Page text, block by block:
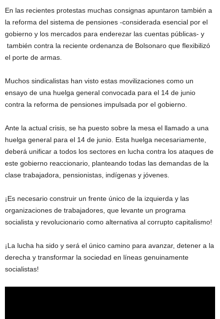
En las recientes protestas muchas consignas apuntaron también a
la reforma del sistema de pensiones -considerada esencial por el
gobierno y los mercados para enderezar las cuentas públicas- y
también contra la reciente ordenanza de Bolsonaro que flexibilizó
el porte de armas.
Muchos sindicalistas han visto estas movilizaciones como un
ensayo de una huelga general convocada para el 14 de junio
contra la reforma de pensiones impulsada por el gobierno.
Ante la actual crisis, se ha puesto sobre la mesa el llamado a una
huelga general para el 14 de junio. Esta huelga necesariamente,
deberá unificar a todos los sectores en lucha contra los ataques de
este gobierno reaccionario, planteando todas las demandas de la
clase trabajadora, pensionistas, indígenas y jóvenes.
¡Es necesario construir un frente único de la izquierda y las
organizaciones de trabajadores, que levante un programa
socialista y revolucionario como alternativa al corrupto capitalismo!
¡La lucha ha sido y será el único camino para avanzar, detener a la
derecha y transformar la sociedad en líneas genuinamente
socialistas!